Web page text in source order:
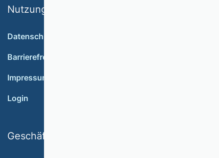
Nutzungsbedingungen
Datenschutz
Barrierefreiheit
Impressum
Login
Geschäftsstelle